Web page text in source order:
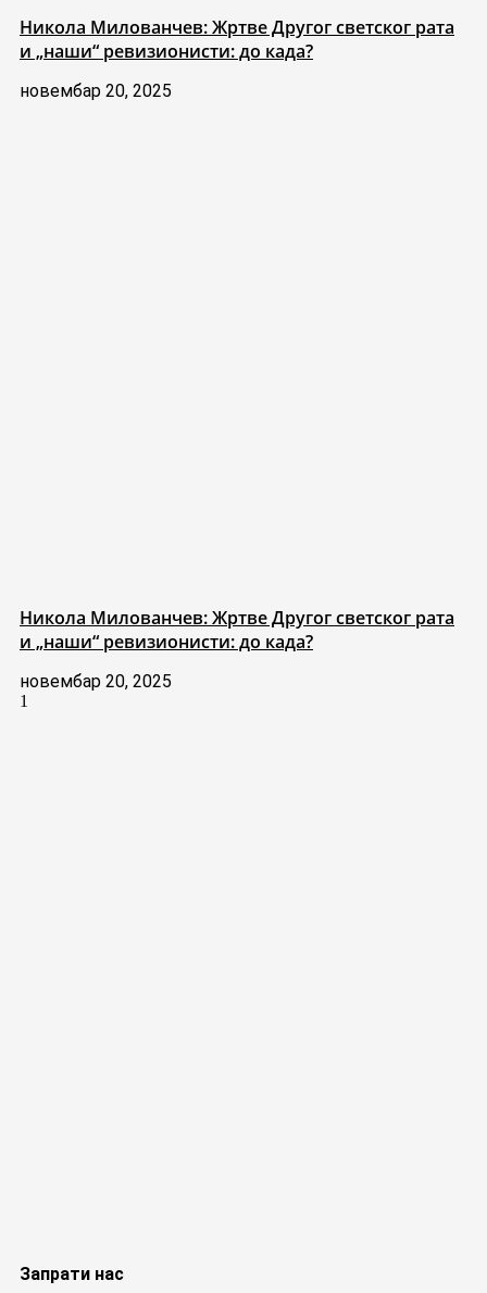
Никола Милованчев: Жртве Другог светског рата
и „наши“ ревизионисти: до када?
новембар 20, 2025
Никола Милованчев: Жртве Другог светског рата
и „наши“ ревизионисти: до када?
новембар 20, 2025
Запрати нас